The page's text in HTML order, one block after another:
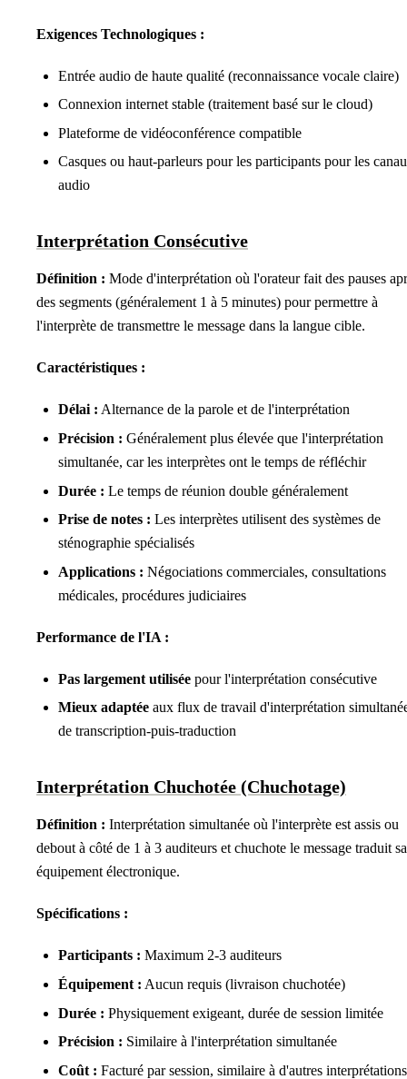
Exigences Technologiques :
Entrée audio de haute qualité (reconnaissance vocale claire)
Connexion internet stable (traitement basé sur le cloud)
Plateforme de vidéoconférence compatible
Casques ou haut-parleurs pour les participants pour les
audio
Interprétation Consécutive
Définition : Mode d'interprétation où l'orateur fait des pauses
des segments (généralement 1 à 5 minutes) pour permettre à
l'interprète de transmettre le message dans la langue cible.
Caractéristiques :
Délai : Alternance de la parole et de l'interprétation
Précision : Généralement plus élevée que l'interprétation
simultanée, car les interprètes ont le temps de réfléchir
Durée : Le temps de réunion double généralement
Prise de notes : Les interprètes utilisent des systèmes de
sténographie spécialisés
Applications : Négociations commerciales, consultations
médicales, procédures judiciaires
Performance de l'IA :
Pas largement utilisée pour l'interprétation consécutive
Mieux adaptée aux flux de travail d'interprétation
de transcription-puis-traduction
Interprétation Chuchotée (Chuchotage)
Définition : Interprétation simultanée où l'interprète est assis ou
debout à côté de 1 à 3 auditeurs et chuchote le message traduit
équipement électronique.
Spécifications :
Participants : Maximum 2-3 auditeurs
Équipement : Aucun requis (livraison chuchotée)
Durée : Physiquement exigeant, durée de session limitée
Précision : Similaire à l'interprétation simultanée
Coût : Facturé par session, similaire à d'autres